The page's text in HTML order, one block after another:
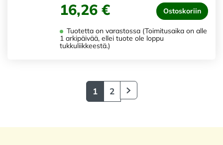
16,26 € Ostoskoriin
Tuotetta on varastossa (Toimitusaika on alle
1 arkipäivää, ellei tuote ole loppu
tukkuliikkeestä.)
1 2